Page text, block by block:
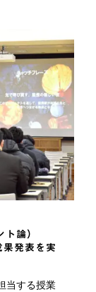
論）
発表を実
当する授業